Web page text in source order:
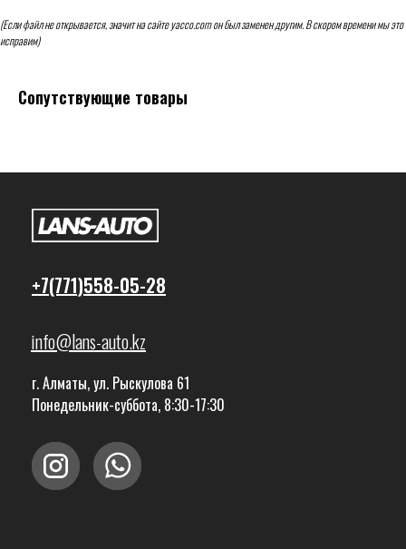
(Если файл не открывается, значит на сайте yacco.com он был заменен другим. В скором времени мы это
исправим)
Сопутствующие товары
+7(771)558-05-28
info@lans-auto.kz
г. Алматы, ул. Рыскулова 61
Понедельник-суббота, 8:30-17:30